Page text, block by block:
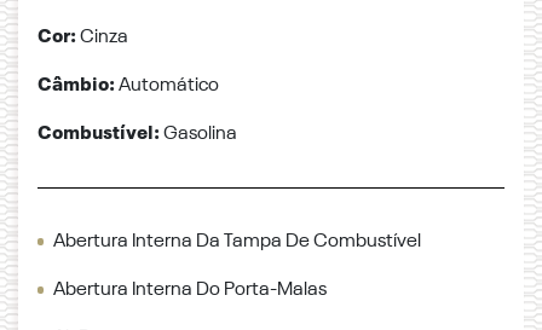
Cor:Cinza
Câmbio:Automático
Combustível:Gasolina
Abertura Interna Da Tampa De Combustível
Abertura Interna Do Porta-Malas